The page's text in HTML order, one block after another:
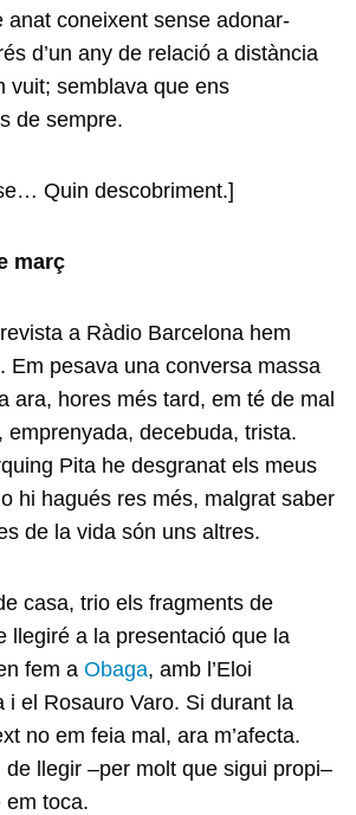
anat coneixent sense adonar-
d’un any de relació a distància
vuit; semblava que ens
de sempre.
Quin descobriment.]
març
a Ràdio Barcelona hem
Em pesava una conversa massa
ara, hores més tard, em té de mal
emprenyada, decebuda, trista.
Pita he desgranat els meus
hi hagués res més, malgrat saber
de la vida són uns altres.
casa, trio els fragments de
llegiré a la presentació que la
fem a Obaga, amb l’Eloi
i el Rosauro Varo. Si durant la
no em feia mal, ara m’afecta.
llegir –per molt que sigui propi–
em toca.